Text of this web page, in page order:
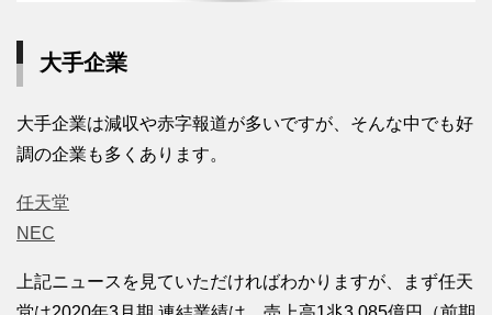
大手企業
大手企業は減収や赤字報道が多いですが、そんな中でも好
調の企業も多くあります。
任天堂
NEC
上記ニュースを見ていただければわかりますが、まず任天